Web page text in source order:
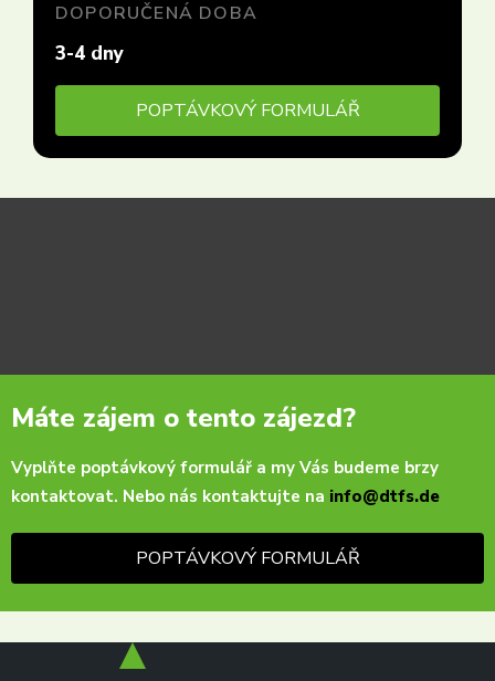
DOPORUČENÁ DOBA
3-4 dny
POPTÁVKOVÝ FORMULÁŘ
Máte zájem o tento zájezd?
Vyplňte poptávkový formulář a my Vás budeme brzy
kontaktovat. Nebo nás kontaktujte na info@dtfs.de
POPTÁVKOVÝ FORMULÁŘ